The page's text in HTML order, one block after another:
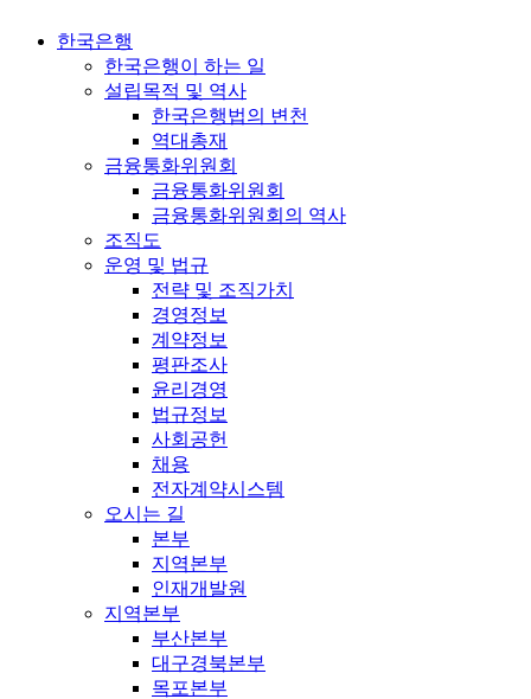
한국은행
한국은행이 하는 일
설립목적 및 역사
한국은행법의 변천
역대총재
금융통화위원회
금융통화위원회
금융통화위원회의 역사
조직도
운영 및 법규
전략 및 조직가치
경영정보
계약정보
평판조사
윤리경영
법규정보
사회공헌
채용
전자계약시스템
오시는 길
본부
지역본부
인재개발원
지역본부
부산본부
대구경북본부
목포본부